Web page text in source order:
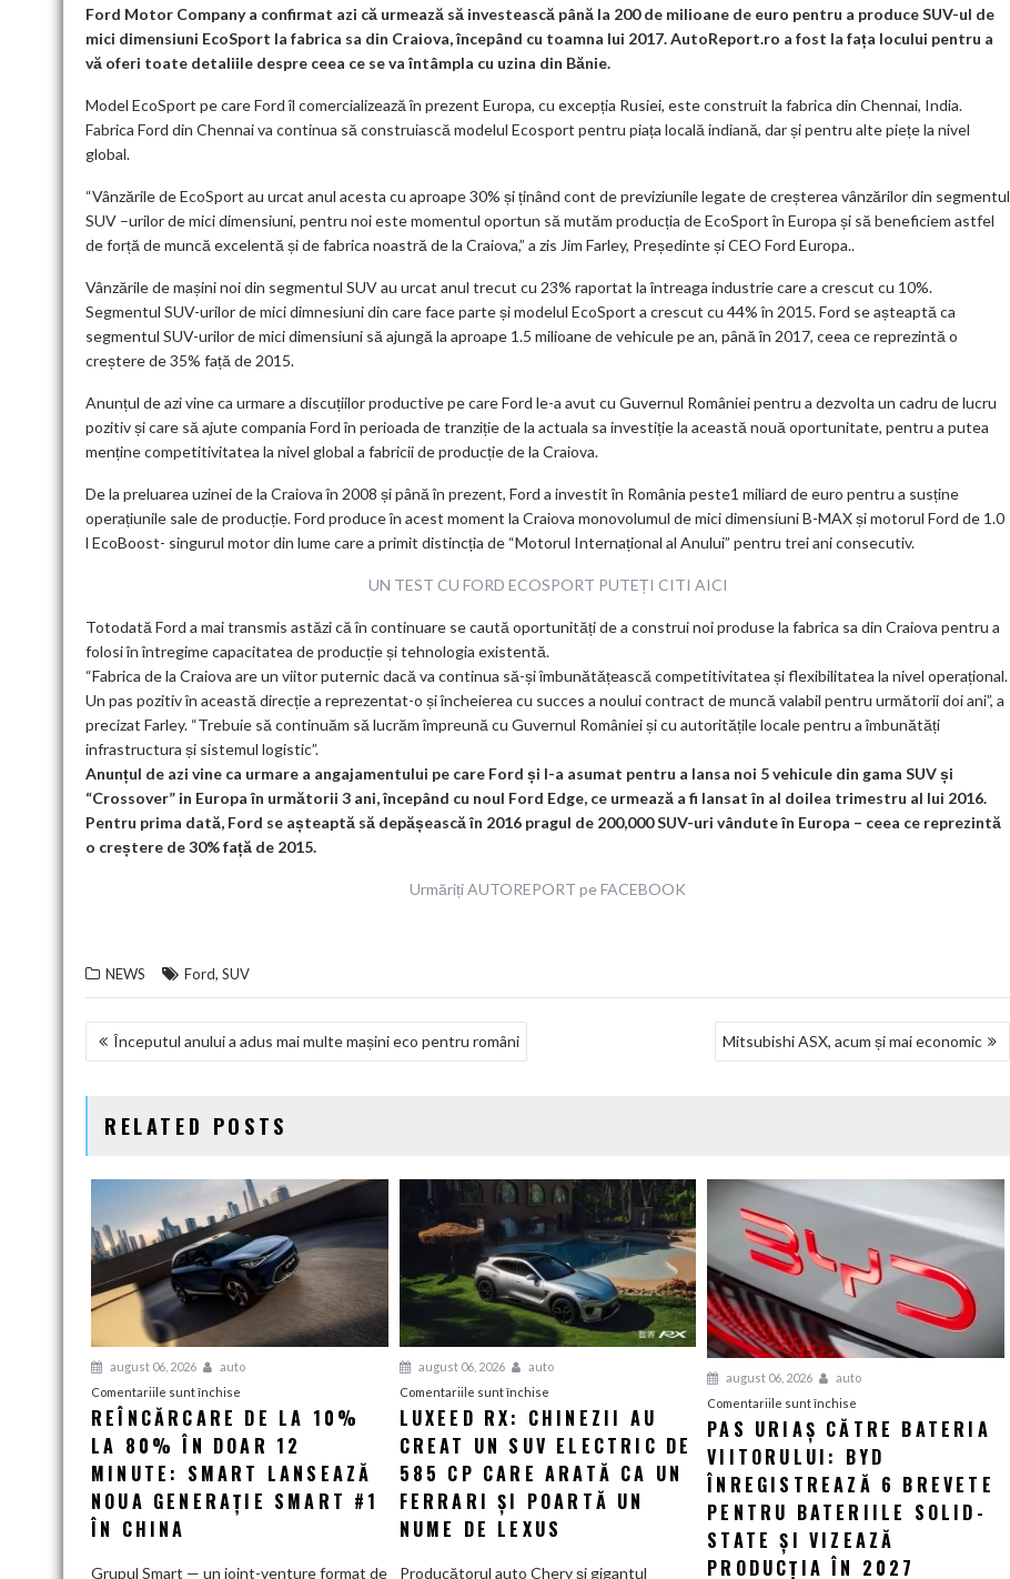
k
p
m
o
o
k
m
ks
Ford Motor Company a confirmat azi că urmează să investească până la 200 de milioane de euro pentru a produce SUV-ul de
mici dimensiuni EcoSport la fabrica sa din Craiova, începând cu toamna lui 2017. AutoReport.ro a fost la fața locului pentru a
vă oferi toate detaliile despre ceea ce se va întâmpla cu uzina din Bănie.
Model EcoSport pe care Ford îl comercializează în prezent Europa, cu excepția Rusiei, este construit la fabrica din Chennai, India.
Fabrica Ford din Chennai va continua să construiască modelul Ecosport pentru piața locală indiană, dar și pentru alte piețe la nivel
global.
“Vânzările de EcoSport au urcat anul acesta cu aproape 30% și ținând cont de previziunile legate de creșterea vânzărilor din segmentul
SUV –urilor de mici dimensiuni, pentru noi este momentul oportun să mutăm producția de EcoSport în Europa și să beneficiem astfel
de forță de muncă excelentă și de fabrica noastră de la Craiova,” a zis Jim Farley, Președinte și CEO Ford Europa..
Vânzările de mașini noi din segmentul SUV au urcat anul trecut cu 23% raportat la întreaga industrie care a crescut cu 10%.
Segmentul SUV-urilor de mici dimnesiuni din care face parte și modelul EcoSport a crescut cu 44% în 2015. Ford se așteaptă ca
segmentul SUV-urilor de mici dimensiuni să ajungă la aproape 1.5 milioane de vehicule pe an, până în 2017, ceea ce reprezintă o
creștere de 35% față de 2015.
Anunțul de azi vine ca urmare a discuțiilor productive pe care Ford le-a avut cu Guvernul României pentru a dezvolta un cadru de lucru
pozitiv și care să ajute compania Ford în perioada de tranziție de la actuala sa investiție la această nouă oportunitate, pentru a putea
menține competitivitatea la nivel global a fabricii de producție de la Craiova.
De la preluarea uzinei de la Craiova în 2008 și până în prezent, Ford a investit în România peste1 miliard de euro pentru a susține
operațiunile sale de producție. Ford produce în acest moment la Craiova monovolumul de mici dimensiuni B-MAX și motorul Ford de 1.0
l EcoBoost- singurul motor din lume care a primit distincția de “Motorul Internațional al Anului” pentru trei ani consecutiv.
UN TEST CU FORD ECOSPORT PUTEȚI CITI AICI
Totodată Ford a mai transmis astăzi că în continuare se caută oportunități de a construi noi produse la fabrica sa din Craiova pentru a
folosi în întregime capacitatea de producție și tehnologia existentă.
“Fabrica de la Craiova are un viitor puternic dacă va continua să-și îmbunătățească competitivitatea și flexibilitatea la nivel operațional.
Un pas pozitiv în această direcție a reprezentat-o și încheierea cu succes a noului contract de muncă valabil pentru următorii doi ani”, a
precizat Farley. “Trebuie să continuăm să lucrăm împreună cu Guvernul României și cu autoritățile locale pentru a îmbunătăți
infrastructura și sistemul logistic”.
Anunțul de azi vine ca urmare a angajamentului pe care Ford și l-a asumat pentru a lansa noi 5 vehicule din gama SUV și
“Crossover” in Europa în următorii 3 ani, începând cu noul Ford Edge, ce urmează a fi lansat în al doilea trimestru al lui 2016.
Pentru prima dată, Ford se așteaptă să depășească în 2016 pragul de 200,000 SUV-uri vândute în Europa – ceea ce reprezintă
o creștere de 30% față de 2015.
Urmăriți AUTOREPORT pe FACEBOOK
NEWS Ford, SUV
NAVIGARE
Începutul anului a adus mai multe mașini eco pentru români Mitsubishi ASX, acum și mai economic
RELATED POSTS
august 06, 2026
auto
Comentariile sunt închise
Reîncărcare
de
la
la
REÎNCĂRCARE DE LA 10%
LA 80% ÎN DOAR 12
MINUTE: SMART LANSEAZĂ
NOUA GENERAȚIE SMART #1
ÎN CHINA
Grupul Smart — un joint-venture format de
august 06, 2026
auto
Comentariile sunt închisepentru
Luxeed
RX:
Chinezii
creat
un
LUXEED RX: CHINEZII AU
CREAT UN SUV ELECTRIC DE
585 CP CARE ARATĂ CA UN
FERRARI ȘI POARTĂ UN
NUME DE LEXUS
Producătorul auto Chery și gigantul
august 06, 2026
auto
Comentariile sunt închise
Pas
uriaș
către
viitorului:
BYD
înregistrează
PAS URIAȘ CĂTRE BATERIA
VIITORULUI: BYD
ÎNREGISTREAZĂ 6 BREVETE
PENTRU BATERIILE SOLID-
STATE ȘI VIZEAZĂ
PRODUCȚIA ÎN 2027